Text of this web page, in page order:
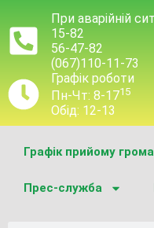
При аварійній
15-82
56-47-82
(067)110-11-73
Графік роботи
Пн-Чт: 8-1715
Обід: 12-13
Графік прийому
Прес-служба